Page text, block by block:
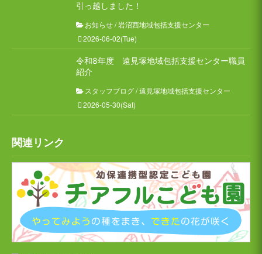
引っ越しました！
お知らせ/岩沼西地域包括支援センター
2026-06-02(Tue)
令和8年度 遠見塚地域包括支援センター職員
紹介
スタッフブログ/遠見塚地域包括支援センター
2026-05-30(Sat)
関連リンク